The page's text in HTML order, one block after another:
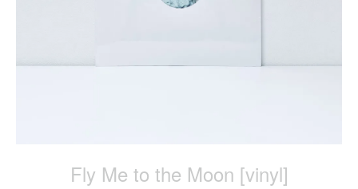
Fly Me to the Moon [vinyl]